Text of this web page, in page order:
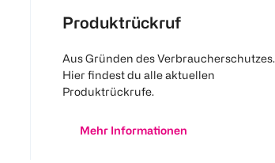
Produktrückruf
Aus Gründen des Verbraucherschutzes.
Hier findest du alle aktuellen
Produktrückrufe.
Mehr Informationen